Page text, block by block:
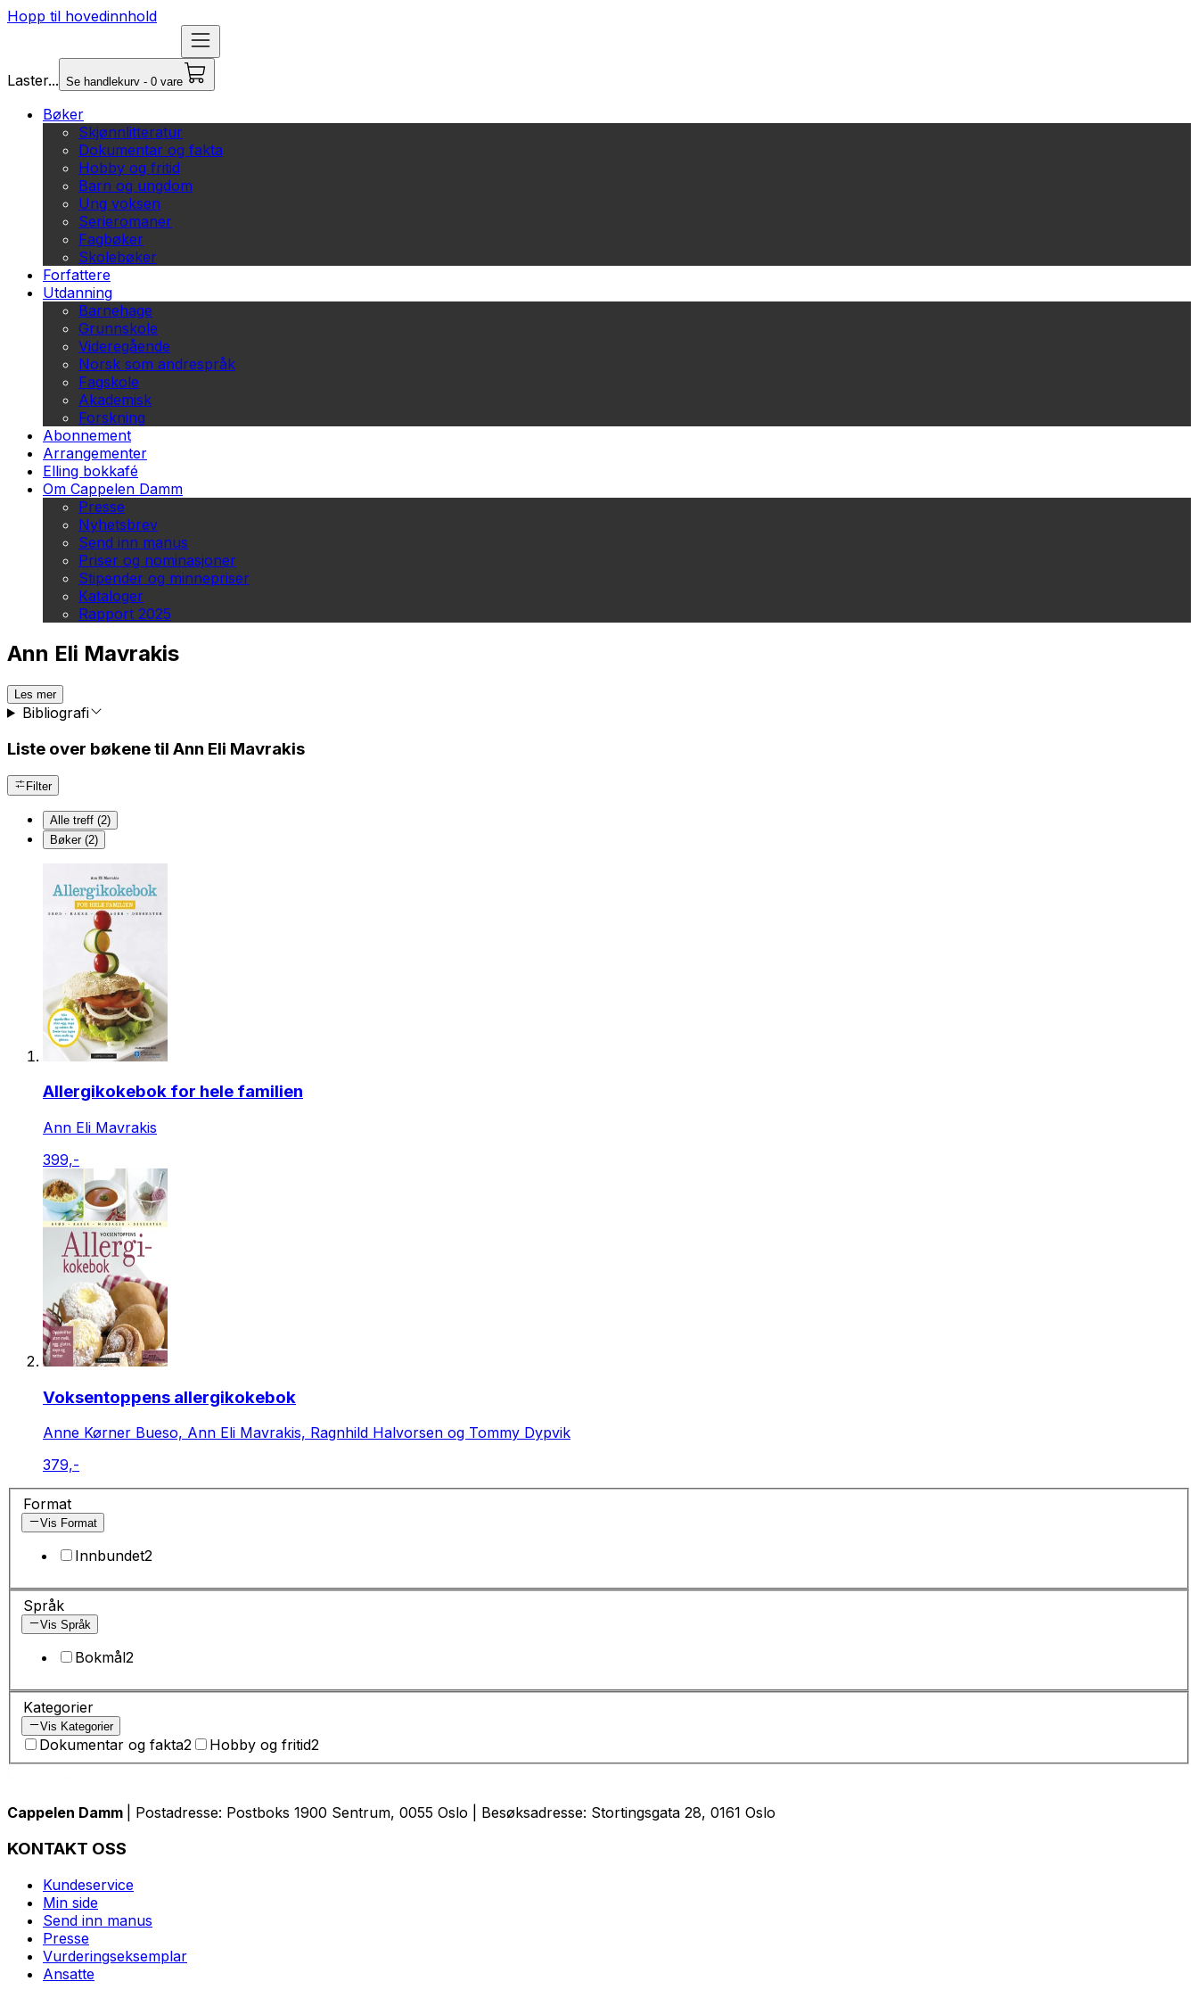
Hopp til hovedinnhold
Laster... Se handlekurv - 0 vare
Bøker
Skjønnlitteratur
Dokumentar og fakta
Hobby og fritid
Barn og ungdom
Ung voksen
Serieromaner
Fagbøker
Skolebøker
Forfattere
Utdanning
Barnehage
Grunnskole
Videregående
Norsk som andrespråk
Fagskole
Akademisk
Forskning
Abonnement
Arrangementer
Elling bokkafé
Om Cappelen Damm
Presse
Nyhetsbrev
Send inn manus
Priser og nominasjoner
Stipender og minnepriser
Kataloger
Rapport 2025
Ann Eli Mavrakis
Les mer
Bibliografi
Liste over bøkene til Ann Eli Mavrakis
Filter
Alle treff (2)
Bøker (2)
Allergikokebok for hele familien
Ann Eli Mavrakis
399,-
Voksentoppens allergikokebok
Anne Kørner Bueso, Ann Eli Mavrakis, Ragnhild Halvorsen og Tommy Dypvik
379,-
Format
Vis Format
Innbundet2
Språk
Vis Språk
Bokmål2
Kategorier
Vis Kategorier
Dokumentar og fakta2 Hobby og fritid2
Cappelen Damm | Postadresse: Postboks 1900 Sentrum, 0055 Oslo | Besøksadresse: Stortingsgata 28, 0161 Oslo
KONTAKT OSS
Kundeservice
Min side
Send inn manus
Presse
Vurderingseksemplar
Ansatte